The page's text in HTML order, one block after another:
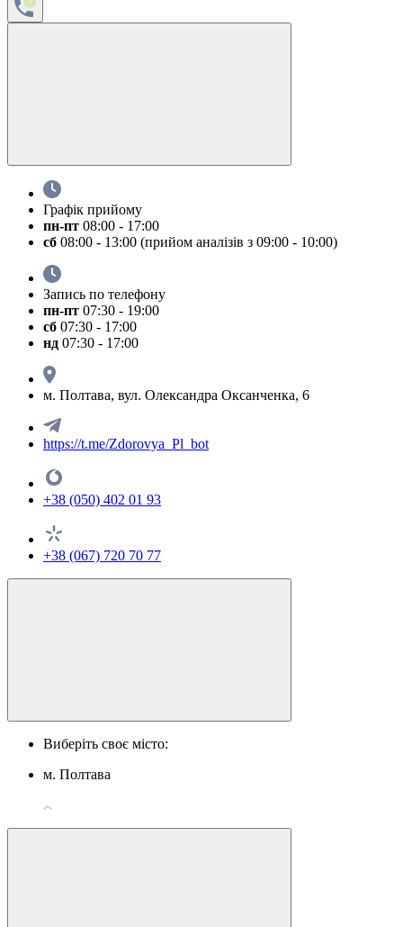
Графік прийому
пн-пт 08:00 - 17:00
сб 08:00 - 13:00 (прийом аналізів з 09:00 - 10:00)
Запись по телефону
пн-пт 07:30 - 19:00
сб 07:30 - 17:00
нд 07:30 - 17:00
м. Полтава, вул. Олександра Оксанченка, 6
https://t.me/Zdorovya_Pl_bot
+38 (050) 402 01 93
+38 (067) 720 70 77
Виберіть своє місто:
м. Полтава